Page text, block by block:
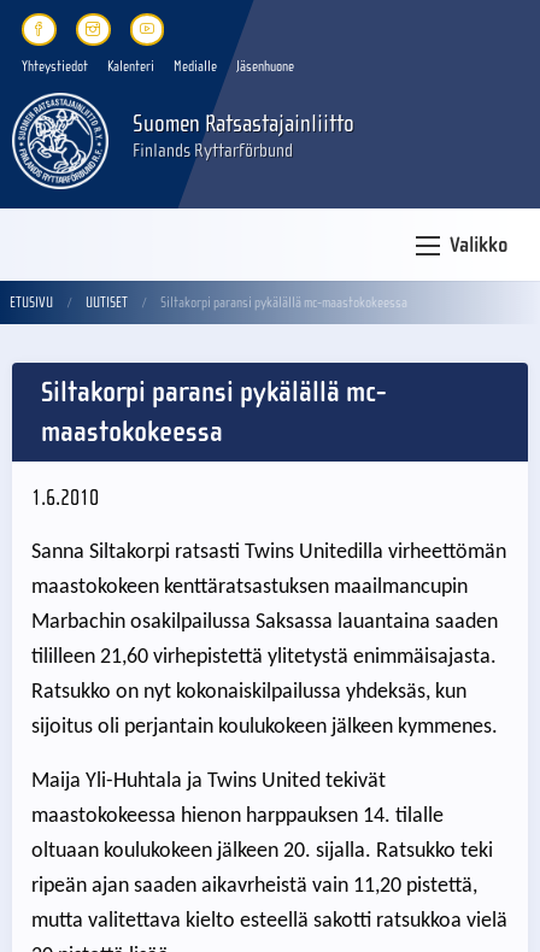
Yhteystiedot Kalenteri Medialle Jäsenhuone
Suomen Ratsastajainliitto
Finlands Ryttarförbund
Valikko
ETUSIVU UUTISET Siltakorpi paransi pykälällä mc-maastokokeessa
Siltakorpi paransi pykälällä mc-
maastokokeessa
1.6.2010
Sanna Siltakorpi ratsasti Twins Unitedilla virheettömän
maastokokeen kenttäratsastuksen maailmancupin
Marbachin osakilpailussa Saksassa lauantaina saaden
tililleen 21,60 virhepistettä ylitetystä enimmäisajasta.
Ratsukko on nyt kokonaiskilpailussa yhdeksäs, kun
sijoitus oli perjantain koulukokeen jälkeen kymmenes.
Maija Yli-Huhtala ja Twins United tekivät
maastokokeessa hienon harppauksen 14. tilalle
oltuaan koulukokeen jälkeen 20. sijalla. Ratsukko teki
ripeän ajan saaden aikavrheistä vain 11,20 pistettä,
mutta valitettava kielto esteellä sakotti ratsukkoa vielä